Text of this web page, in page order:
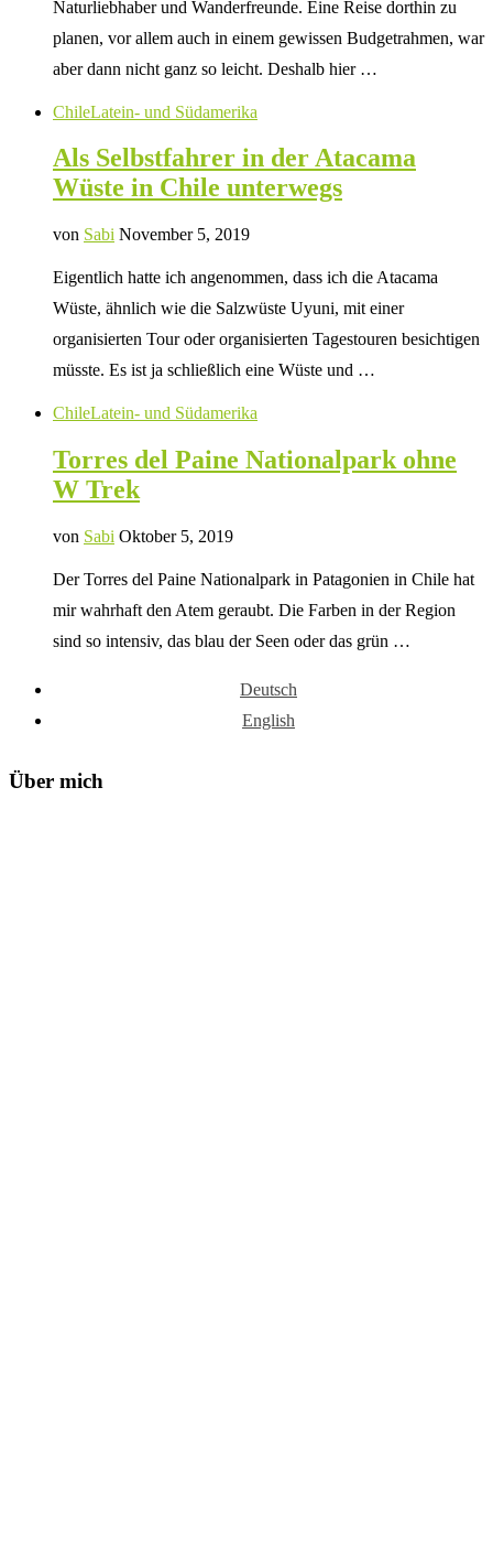
Naturliebhaber und Wanderfreunde. Eine Reise dorthin zu
planen, vor allem auch in einem gewissen Budgetrahmen, war
aber dann nicht ganz so leicht. Deshalb hier …
ChileLatein- und Südamerika
Als Selbstfahrer in der Atacama
Wüste in Chile unterwegs
von Sabi November 5, 2019
Eigentlich hatte ich angenommen, dass ich die Atacama
Wüste, ähnlich wie die Salzwüste Uyuni, mit einer
organisierten Tour oder organisierten Tagestouren besichtigen
müsste. Es ist ja schließlich eine Wüste und …
ChileLatein- und Südamerika
Torres del Paine Nationalpark ohne
W Trek
von Sabi Oktober 5, 2019
Der Torres del Paine Nationalpark in Patagonien in Chile hat
mir wahrhaft den Atem geraubt. Die Farben in der Region
sind so intensiv, das blau der Seen oder das grün …
Deutsch
English
Über mich